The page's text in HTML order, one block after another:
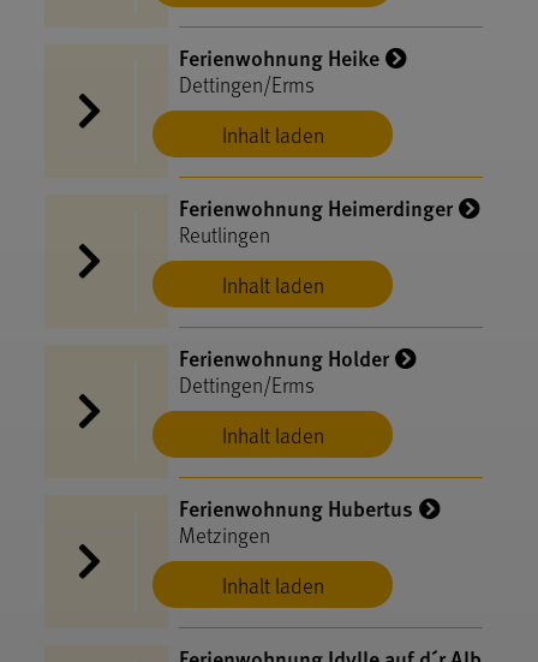
Inhalt laden
Ferienwohnung Heike
Dettingen/Erms
Inhalt laden
Ferienwohnung Heimerdinger
Reutlingen
Inhalt laden
Ferienwohnung Holder
Dettingen/Erms
Inhalt laden
Ferienwohnung Hubertus
Metzingen